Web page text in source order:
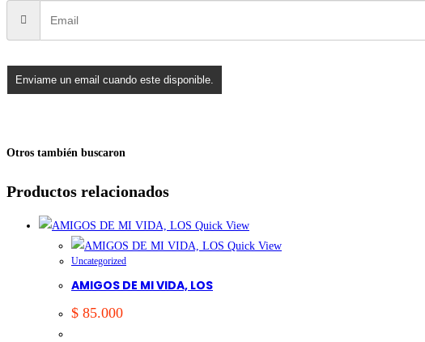
Enviame un email cuando este disponible.
Otros también buscaron
Productos relacionados
Quick View
Quick View
Uncategorized
AMIGOS DE MI VIDA, LOS
$ 85.000